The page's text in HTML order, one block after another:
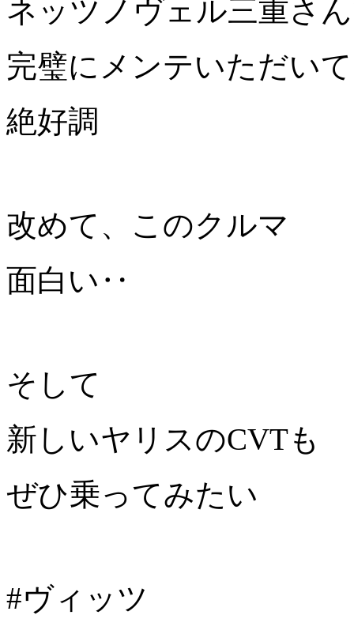
ネッツノヴェル三重さ
完璧にメンテいただい
絶好調
改めて、このクルマ
面白い‥
そして
新しいヤリスのCVTも
ぜひ乗ってみたい
#ヴィッツ